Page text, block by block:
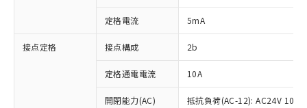
定格電流 5mA
接点定格 接点構成 2b
定格通電電流 10A
開閉能力(AC)
抵抗負荷(AC-12): AC24V 10A/
ご利用条件
以下の条件をお読みいただき、同意のうえ
対応済み：EU RoHS指令（10物質）の
非含有に対応した製品が提供可能な商品で
対応予定：EU RoHS指令（10物質）の非含
有に対応した製品に切り替える予定のある
対応予定なし：EU RoHS指令（10物質）の